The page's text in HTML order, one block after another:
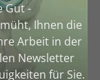
Gut -
Ihnen die
Arbeit in der
Newsletter
für Sie.